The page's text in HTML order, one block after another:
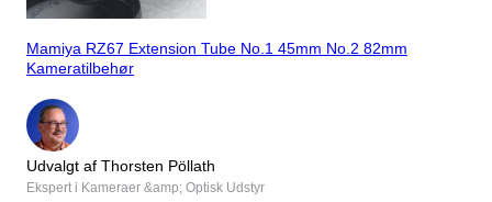
Mamiya RZ67 Extension Tube No.1 45mm No.2 82mm
Kameratilbehør
Udvalgt af Thorsten Pöllath
Ekspert i Kameraer &amp; Optisk Udstyr